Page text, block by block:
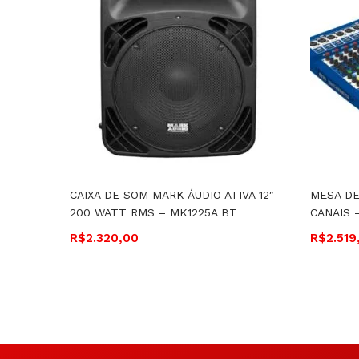
CAIXA DE SOM MARK ÁUDIO ATIVA 12″
200 WATT RMS – MK1225A BT
R$2.320,00
MESA
CANAIS
R$